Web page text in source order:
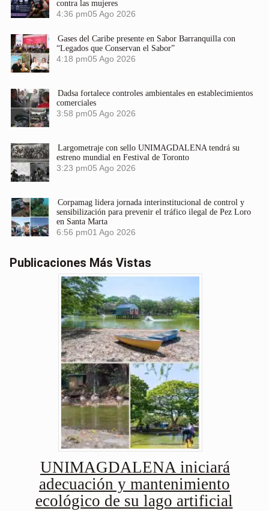
contra las mujeres
4:36 pm05 Ago 2026
Gases del Caribe presente en Sabor Barranquilla con
“Legados que Conservan el Sabor”
4:18 pm05 Ago 2026
Dadsa fortalece controles ambientales en establecimientos
comerciales
3:58 pm05 Ago 2026
Largometraje con sello UNIMAGDALENA tendrá su
estreno mundial en Festival de Toronto
3:23 pm05 Ago 2026
Corpamag lidera jornada interinstitucional de control y
sensibilización para prevenir el tráfico ilegal de Pez Loro
en Santa Marta
6:56 pm01 Ago 2026
Publicaciones Más Vistas
UNIMAGDALENA iniciará
adecuación y mantenimiento
ecológico de su lago artificial